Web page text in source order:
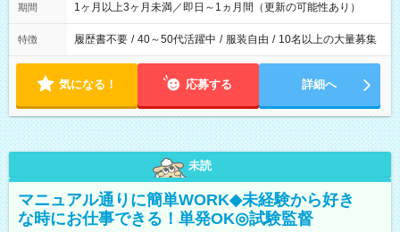
期間 1ヶ月以上3ヶ月未満／即日～1ヵ月間（更新の可能性あり）
特徴 履歴書不要 / 40～50代活躍中 / 服装自由 / 10名以上の大量募集
気になる！ 応募する 詳細へ
未読
マニュアル通りに簡単WORK◆未経験から好き
な時にお仕事できる！単発OK◎試験監督